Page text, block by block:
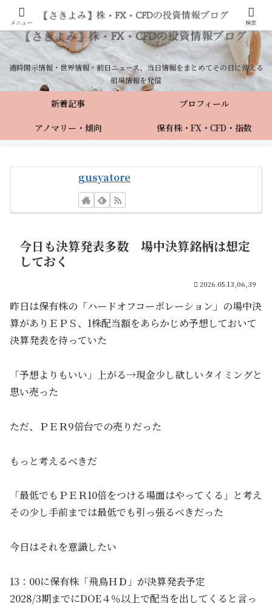
適時開示情報・世界情報・前日ニュース、当日情報をまとめてその日に使える
相場情報を発信
新着記事
プロフィール
アノマリー・傾向
保有株・FX・CFD・指数
gusyatore
今日も決算発表多数 場中決算銘柄は想定
しておく
2026.05.13,06,39
昨日は保有株の「ハードオフコーポレーション」の場中決
算がありＥＰＳ、1株配当額をあらかじめ予想しておいて
決算発表を待っていた
「予想よりもいい」上がる→現金少し欲しいタイミングと
思い売った
ただ、ＰＥＲ9倍台での売りだった
もっと考えるべきだ
「最低でもＰＥＲ10倍をつける場面はやってくる」と考え
その少し手前までは最低でも引っ張るべきだった
今日はそれを意識したい
13：00に保有株「飛鳥ＨＤ」が決算発表予定
2028/3期までにDOE４％以上で配当を出してくると言っ
メニュー 検索